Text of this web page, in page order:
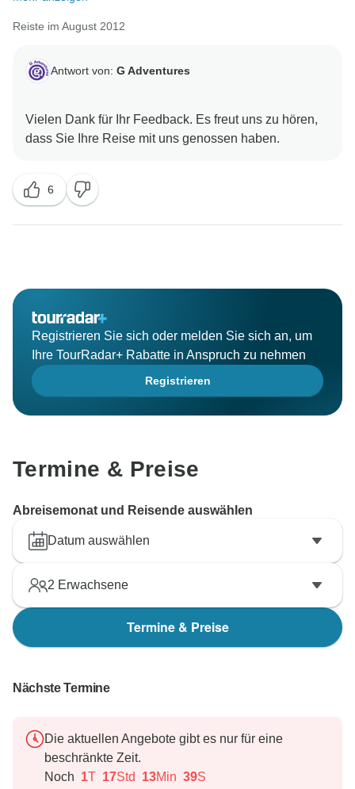
Reiste im August 2012
Antwort von: G Adventures
Vielen Dank für Ihr Feedback. Es freut uns zu hören,
6
Registrieren Sie sich oder melden Sie sich an, um
Ihre TourRadar+ Rabatte in Anspruch zu nehmen
Registrieren
Termine & Preise
Abreisemonat und Reisende auswählen
Datum auswählen
2 Erwachsene
Termine & Preise
Nächste Termine
Die aktuellen Angebote gibt es nur für eine
beschränkte Zeit.
Noch 1T 17Std 13Min 38S